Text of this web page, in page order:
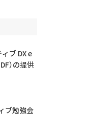
ブ DX e
）の提供
ブ勉強会